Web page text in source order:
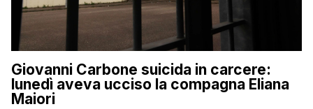
Giovanni Carbone suicida in carcere:
lunedì aveva ucciso la compagna Eliana
Maiori